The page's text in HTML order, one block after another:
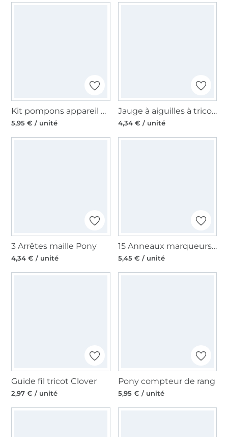
Kit pompons appareil à pompons Pony
5,95 € / unité
Jauge à aiguilles à tricoter Pony
4,34 € / unité
3 Arrêtes maille Pony
4,34 € / unité
15 Anneaux marqueurs tricot Pony, avec fermoir
5,45 € / unité
Guide fil tricot Clover
2,97 € / unité
Pony compteur de rang
5,95 € / unité